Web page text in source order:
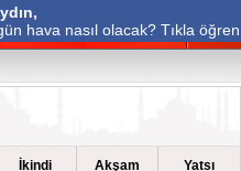
hava nasıl olacak? Tıkla öğren
İkindi Akşam Yatsı